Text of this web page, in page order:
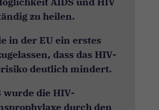
zu heilen.
in der EU ein erstes
dass das HIV-
deutlich mindert.
wurde die HIV-
durch den
Publisher und
werbetreibende
sind. Zur Zeit
nutzt diese
Website kein
Marketing.